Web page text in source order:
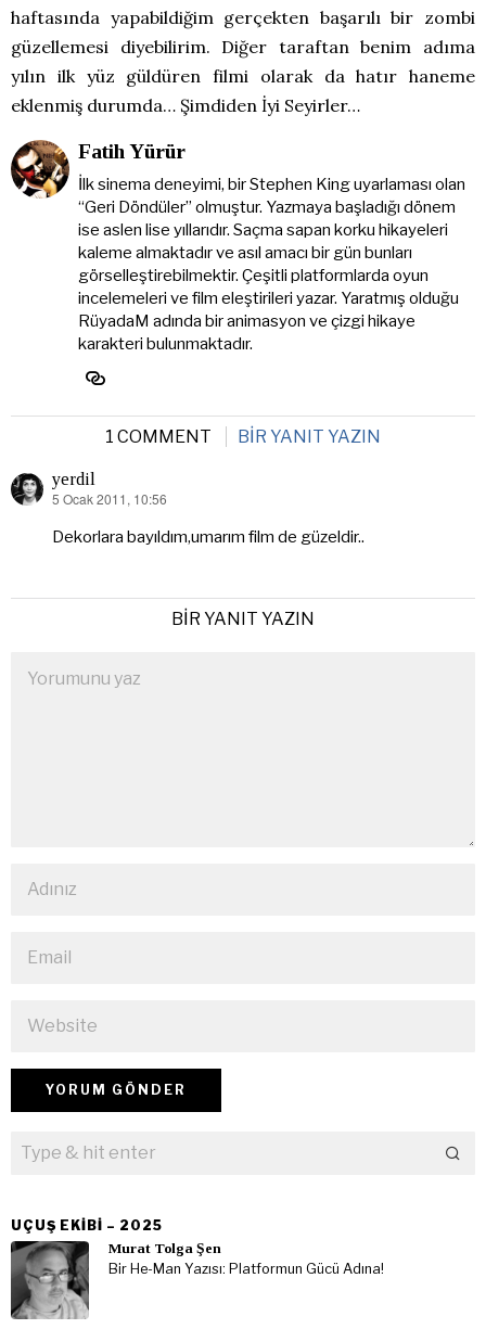
haftasında yapabildiğim gerçekten başarılı bir zombi
güzellemesi diyebilirim. Diğer taraftan benim adıma
yılın ilk yüz güldüren filmi olarak da hatır haneme
eklenmiş durumda… Şimdiden İyi Seyirler…
Fatih Yürür
İlk sinema deneyimi, bir Stephen King uyarlaması olan
“Geri Döndüler” olmuştur. Yazmaya başladığı dönem
ise aslen lise yıllarıdır. Saçma sapan korku hikayeleri
kaleme almaktadır ve asıl amacı bir gün bunları
görselleştirebilmektir. Çeşitli platformlarda oyun
incelemeleri ve film eleştirileri yazar. Yaratmış olduğu
RüyadaM adında bir animasyon ve çizgi hikaye
karakteri bulunmaktadır.
1 COMMENT BIR YANIT YAZIN
yerdil
dedi
5 Ocak 2011, 10:56
Dekorlara bayıldım,umarım film de güzeldir..
BIR YANIT YAZIN
UÇUŞ EKIBI – 2025
Murat Tolga Şen
Bir He-Man Yazısı: Platformun Gücü Adına!